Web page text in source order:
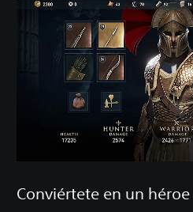
Conviértete en un